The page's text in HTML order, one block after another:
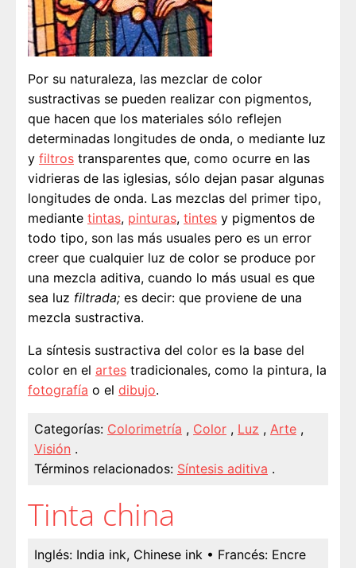
Por su naturaleza, las mezclar de color
sustractivas se pueden realizar con pigmentos,
que hacen que los materiales sólo reflejen
determinadas longitudes de onda, o mediante luz
y filtros transparentes que, como ocurre en las
vidrieras de las iglesias, sólo dejan pasar algunas
longitudes de onda. Las mezclas del primer tipo,
mediante tintas, pinturas, tintes y pigmentos de
todo tipo, son las más usuales pero es un error
creer que cualquier luz de color se produce por
una mezcla aditiva, cuando lo más usual es que
sea luz filtrada; es decir: que proviene de una
mezcla sustractiva.
La síntesis sustractiva del color es la base del
color en el artes tradicionales, como la pintura, la
fotografía o el dibujo.
Categorías: Colorimetría , Color , Luz , Arte ,
Visión .
Términos relacionados: Síntesis aditiva .
Tinta china
Inglés: India ink, Chinese ink • Francés: Encre